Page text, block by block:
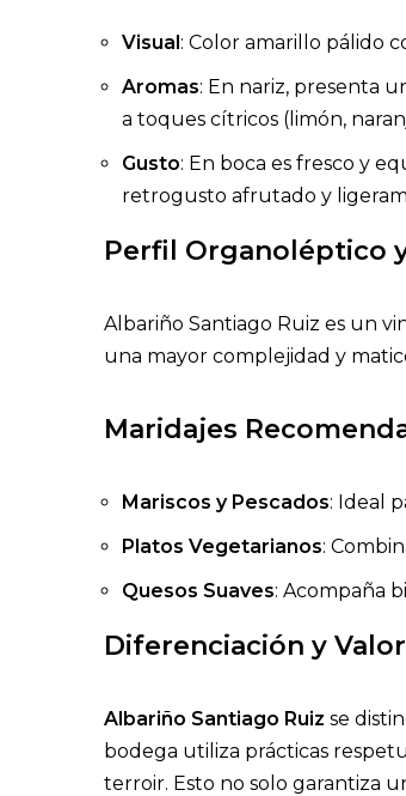
Visual: Color amarillo pálido
Aromas: En nariz, presenta
a toques cítricos (limón,
Gusto: En boca es fresco y
retrogusto afrutado y
Perfil Organoléptico
Albariño Santiago Ruiz es un
una mayor complejidad y
Maridajes
Mariscos y Pescados: Ideal
Platos Vegetarianos:
Quesos Suaves: Acompaña
Diferenciación y
Albariño Santiago Ruiz se
bodega utiliza prácticas
terroir. Esto no solo garantiza